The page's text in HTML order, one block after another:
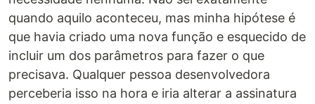
quando aquilo aconteceu, mas minha hipótese é
que havia criado uma nova função e esquecido de
incluir um dos parâmetros para fazer o que
precisava. Qualquer pessoa desenvolvedora
perceberia isso na hora e iria alterar a assinatura